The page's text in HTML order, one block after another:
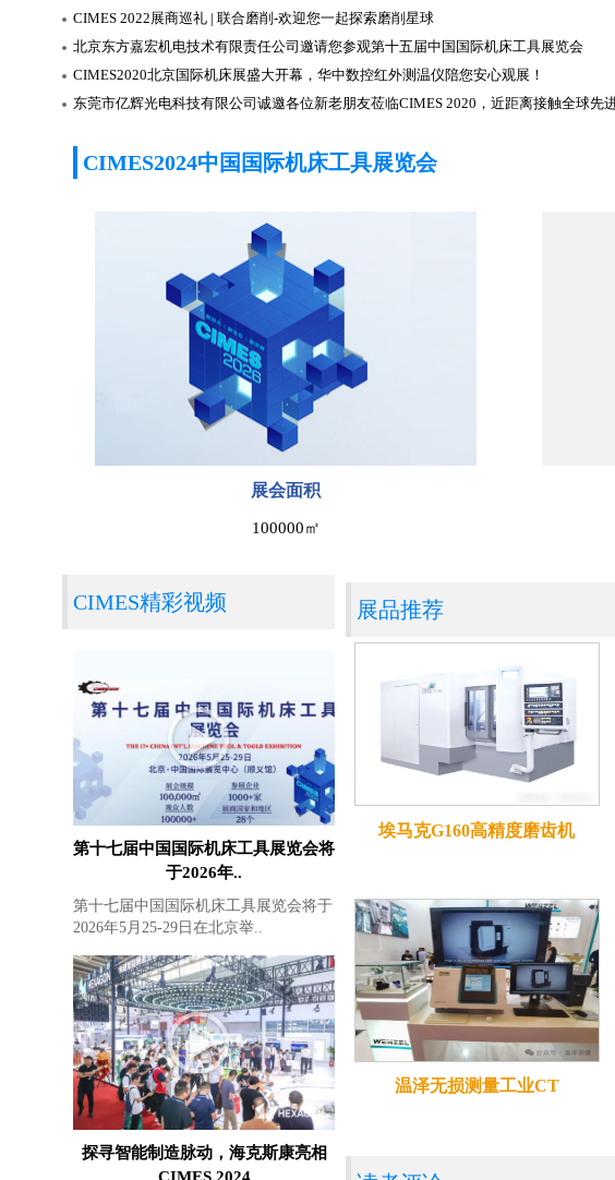
CIMES 2022展商巡礼 | 联合磨削-欢迎您一起探索磨削星球
北京东方嘉宏机电技术有限责任公司邀请您参观第十五届中国国际机床工具展览会
CIMES2020北京国际机床展盛大开幕，华中数控红外测温仪陪您安心观展！
CIMES2024中国国际机床工具展览会
展会面积
100000㎡
展品推荐
埃马克G160高精度磨齿机
温泽无损测量工业CT
CIMES精彩视频
第十七届中国国际机床工具展览会将
于2026年..
第十七届中国国际机床工具展览会将于
2026年5月25-29日在北京举..
探寻智能制造脉动，海克斯康亮相